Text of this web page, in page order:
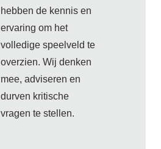
hebben de kennis en
ervaring om het
volledige speelveld te
overzien. Wij denken
mee, adviseren en
durven kritische
vragen te stellen.